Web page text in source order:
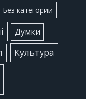
Без категории
Думки
Культура